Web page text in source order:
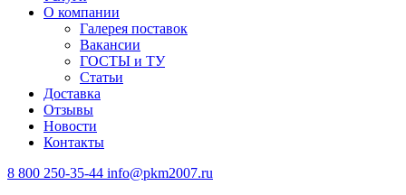
О компании
Галерея поставок
Вакансии
ГОСТЫ и ТУ
Статьи
Доставка
Отзывы
Новости
Контакты
8 800 250-35-44 info@pkm2007.ru